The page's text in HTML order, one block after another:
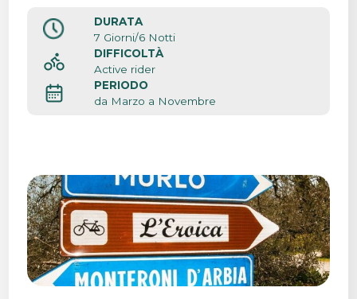
DURATA
7 Giorni/6 Notti
DIFFICOLTÀ
Active rider
PERIODO
da Marzo a Novembre